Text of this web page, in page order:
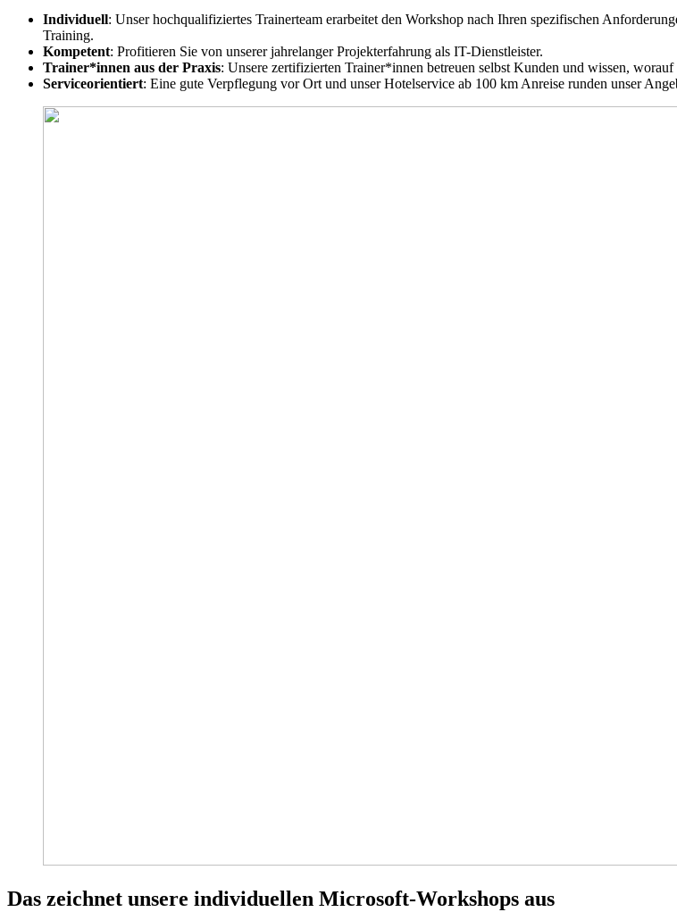
Individuell: Unser hochqualifiziertes Trainerteam erarbeitet den Workshop nach Ihren spezifischen
Training.
Kompetent: Profitieren Sie von unserer jahrelanger Projekterfahrung als IT-Dienstleister.
Trainer*innen aus der Praxis: Unsere zertifizierten Trainer*innen betreuen selbst Kunden und wissen,
Serviceorientiert: Eine gute Verpflegung vor Ort und unser Hotelservice ab 100 km Anreise runden unser
Das zeichnet unsere individuellen Microsoft-Workshops aus